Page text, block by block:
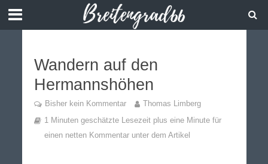
Wandern auf den
Hermannshöhen
Bisher kein Kommentar
Thomas Limberg
1 Minuten geschätzte Lesezeit plus eine Minute für
einen netten Kommentar unter dem Artikel